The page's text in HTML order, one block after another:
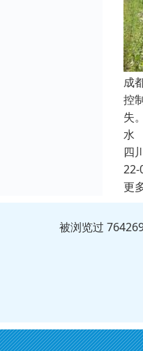
成
控
失
水
四
22-
更
被浏览过